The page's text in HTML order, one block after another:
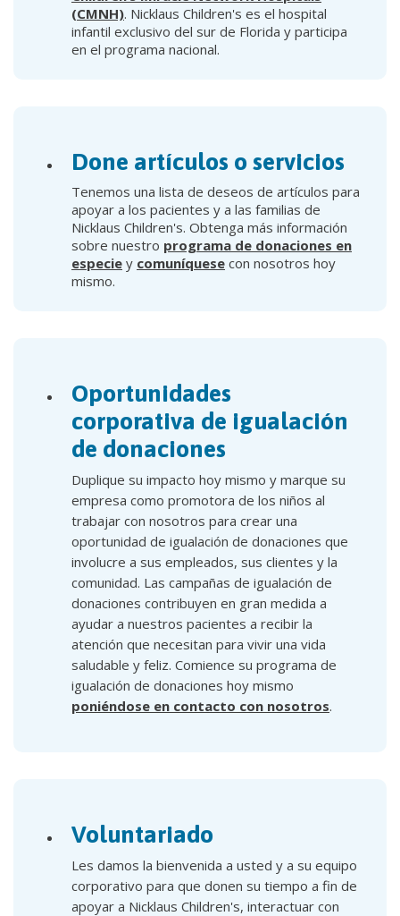
(CMNH). Nicklaus Children's es el hospital
infantil exclusivo del sur de Florida y participa
en el programa nacional.
Done artículos o servicios
Tenemos una lista de deseos de artículos para
apoyar a los pacientes y a las familias de
Nicklaus Children's. Obtenga más información
sobre nuestro programa de donaciones en
especie y comuníquese con nosotros hoy
mismo.
Oportunidades
corporativa de igualación
de donaciones
Duplique su impacto hoy mismo y marque su
empresa como promotora de los niños al
trabajar con nosotros para crear una
oportunidad de igualación de donaciones que
involucre a sus empleados, sus clientes y la
comunidad. Las campañas de igualación de
donaciones contribuyen en gran medida a
ayudar a nuestros pacientes a recibir la
atención que necesitan para vivir una vida
saludable y feliz. Comience su programa de
igualación de donaciones hoy mismo
poniéndose en contacto con nosotros.
Voluntariado
Les damos la bienvenida a usted y a su equipo
corporativo para que donen su tiempo a fin de
apoyar a Nicklaus Children's, interactuar con